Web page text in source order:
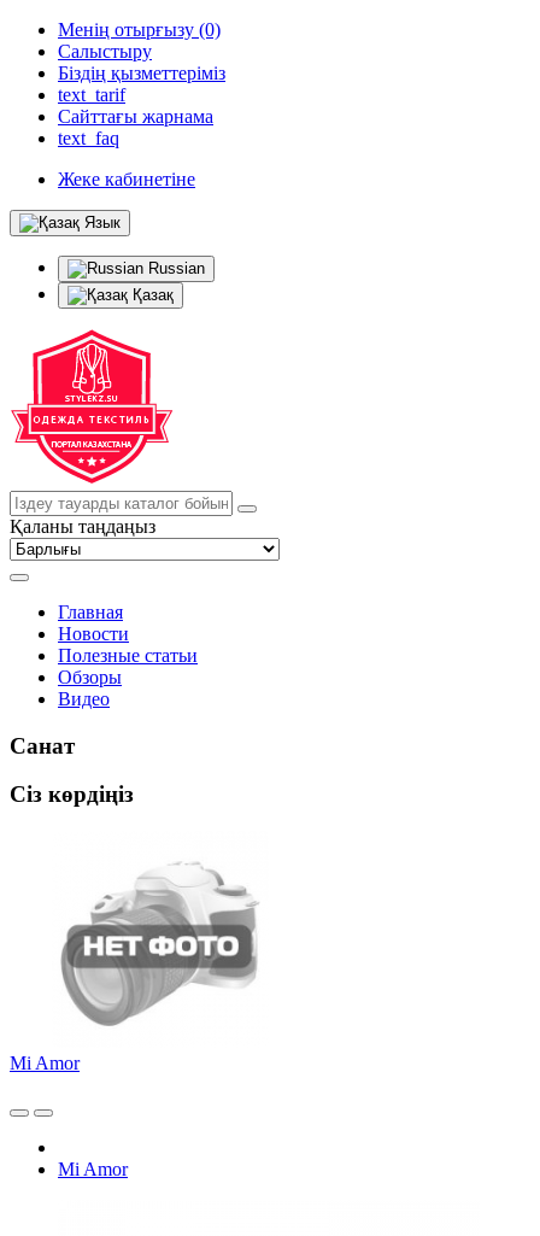
Менің отырғызу (0)
Салыстыру
Біздің қызметтеріміз
text_tarif
Сайттағы жарнама
text_faq
Жеке кабинетіне
Язык
Russian
Қазақ
Қаланы таңдаңыз
Главная
Новости
Полезные статьи
Обзоры
Видео
Санат
Сіз көрдіңіз
Mi Amor
Mi Amor